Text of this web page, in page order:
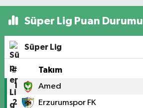
Süper Lig Puan Durumu
Süper Lig
# Takım
1 Amed
2 Erzurumspor FK